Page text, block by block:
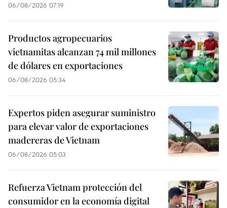
06/08/2026 07:19
Productos agropecuarios
vietnamitas alcanzan 74 mil millones
de dólares en exportaciones
06/08/2026 05:34
Expertos piden asegurar suministro
para elevar valor de exportaciones
madereras de Vietnam
06/08/2026 05:03
Refuerza Vietnam protección del
consumidor en la economía digital